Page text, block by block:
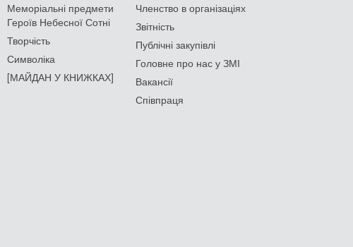
Меморіальні предмети
Героїв Небесної Сотні
Творчість
Символіка
[МАЙДАН У КНИЖКАХ]
Членство в організаціях
Звітність
Публічні закупівлі
Головне про нас у ЗМІ
Вакансії
Співпраця